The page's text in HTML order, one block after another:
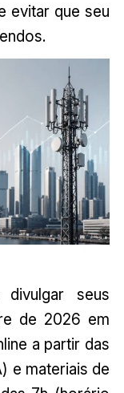
evitar que seu
seus
de 2026 em
a partir das
e materiais de